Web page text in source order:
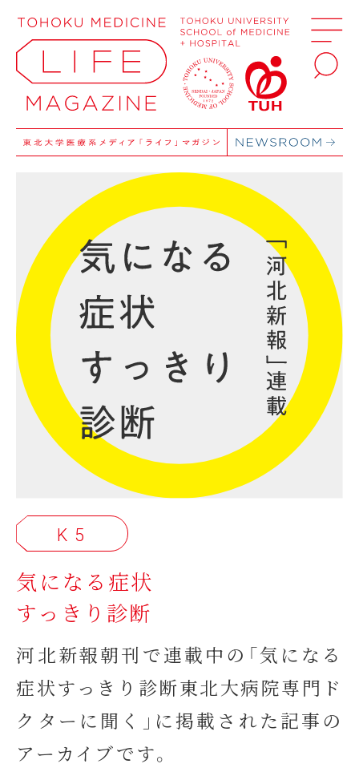
K 5
気になる症状
すっきり診断
河北新報朝刊で連載中の「気になる
症状すっきり診断東北大病院専門ド
クターに聞く」に掲載された記事の
アーカイブです。